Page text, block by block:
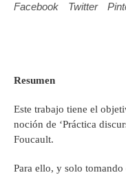
Facebook Twitter
Resumen
Este trabajo tiene el
noción de ‘Práctica
Foucault.
Para ello, y solo